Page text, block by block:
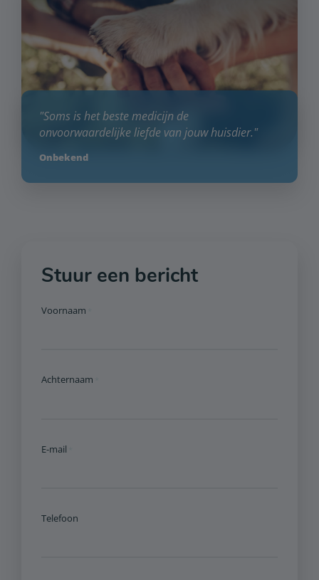
"Soms is het beste medicijn de
onvoorwaardelijke liefde van jouw huisdier."
Onbekend
Stuur een bericht
Voornaam
Achternaam
E-mail
Telefoon